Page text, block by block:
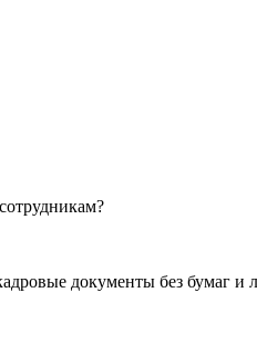
документы без бумаг и